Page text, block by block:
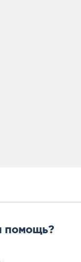
помощь?